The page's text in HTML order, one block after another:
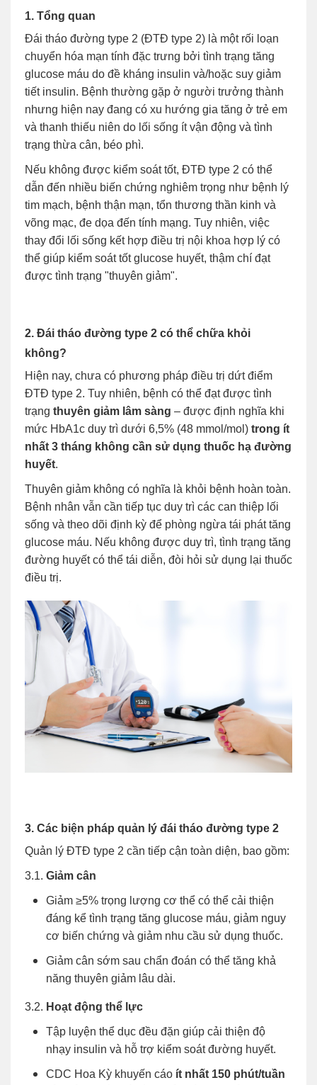
1. Tổng quan
Đái tháo đường type 2 (ĐTĐ type 2) là một rối loạn
chuyển hóa mạn tính đặc trưng bởi tình trạng tăng
glucose máu do đề kháng insulin và/hoặc suy giảm
tiết insulin. Bệnh thường gặp ở người trưởng thành
nhưng hiện nay đang có xu hướng gia tăng ở trẻ em
và thanh thiếu niên do lối sống ít vận động và tình
trạng thừa cân, béo phì.
Nếu không được kiểm soát tốt, ĐTĐ type 2 có thể
dẫn đến nhiều biến chứng nghiêm trọng như bệnh lý
tim mạch, bệnh thận mạn, tổn thương thần kinh và
võng mạc, đe dọa đến tính mạng. Tuy nhiên, việc
thay đổi lối sống kết hợp điều trị nội khoa hợp lý có
thể giúp kiểm soát tốt glucose huyết, thậm chí đạt
được tình trạng "thuyên giảm".
2. Đái tháo đường type 2 có thể chữa khỏi
không?
Hiện nay, chưa có phương pháp điều trị dứt điểm
ĐTĐ type 2. Tuy nhiên, bệnh có thể đạt được tình
trạng thuyên giảm lâm sàng – được định nghĩa khi
mức HbA1c duy trì dưới 6,5% (48 mmol/mol) trong ít
nhất 3 tháng không cần sử dụng thuốc hạ đường
huyết.
Thuyên giảm không có nghĩa là khỏi bệnh hoàn toàn.
Bệnh nhân vẫn cần tiếp tục duy trì các can thiệp lối
sống và theo dõi định kỳ để phòng ngừa tái phát tăng
glucose máu. Nếu không được duy trì, tình trạng tăng
đường huyết có thể tái diễn, đòi hỏi sử dụng lại thuốc
điều trị.
3. Các biện pháp quản lý đái tháo đường type 2
Quản lý ĐTĐ type 2 cần tiếp cận toàn diện, bao gồm:
3.1. Giảm cân
Giảm ≥5% trọng lượng cơ thể có thể cải thiện
đáng kể tình trạng tăng glucose máu, giảm nguy
cơ biến chứng và giảm nhu cầu sử dụng thuốc.
Giảm cân sớm sau chẩn đoán có thể tăng khả
năng thuyên giảm lâu dài.
3.2. Hoạt động thể lực
Tập luyện thể dục đều đặn giúp cải thiện độ
nhạy insulin và hỗ trợ kiểm soát đường huyết.
CDC Hoa Kỳ khuyến cáo ít nhất 150 phút/tuần